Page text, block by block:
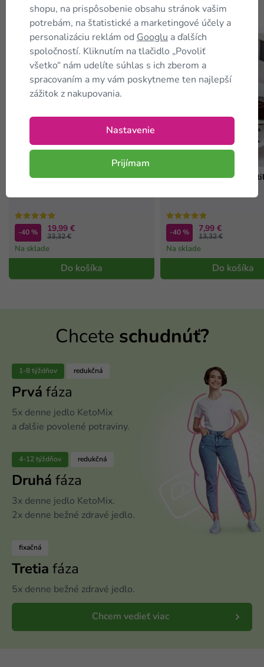
Zákazníci tiežkupujú
Do košíka
Proteínový croissant 6 ks
-40 % 19,99 €
33,32 €
Na sklade
Do košíka
Proteínová pšeničná
-40 % 7,99 €
13,32 €
Na sklade
Chcete schudnúť?
1-8 týždňov redukčná
Prvá fáza
5x denne jedlo KetoMix
a ďalšie povolené potraviny.
4-12 týždňov redukčná
Druhá fáza
3x denne jedlo KetoMix.
2x denne bežné zdravé jedlo.
fixačná
Tretia fáza
5x denne bežné zdravé jedlo.
Chcem vedieť viac
shopu, na prispôsobenie obsahu stránok vašim
potrebám, na štatistické a marketingové účely a
personalizáciu reklám od Googlu a ďalších
spoločností. Kliknutím na tlačidlo „Povoliť
všetko“ nám udelíte súhlas s ich zberom a
spracovaním a my vám poskytneme ten najlepší
zážitok z nakupovania.
Nastavenie
Prijímam